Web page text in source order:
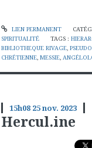
LIEN PERMANENT
SPIRITUALITÉ
TAGS :
BIBLIOTHEQUE RIVAGE,
CHRÉTIENNE, MESSIE,
15h08 25nov. 2023
Hercul.ine